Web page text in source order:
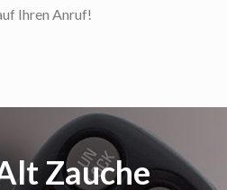
Ihren Anruf!
Zauche